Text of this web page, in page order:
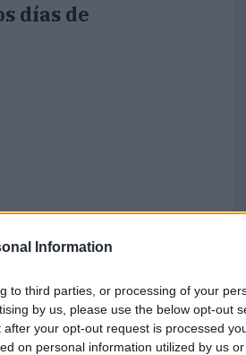
Information
to third parties, or processing of your
by us, please use the below opt-out
your opt-out request is processed
on personal information utilized by us
días de